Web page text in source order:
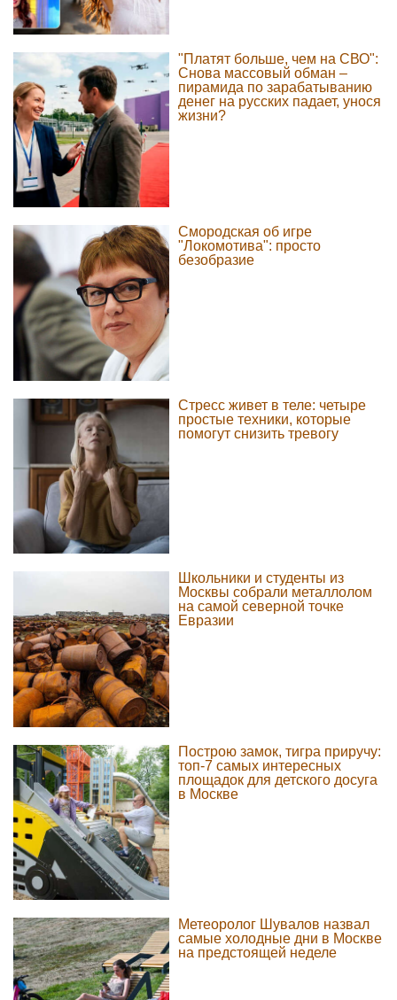
"Платят больше, чем на СВО":
Снова массовый обман –
пирамида по зарабатыванию
денег на русских падает, унося
жизни?
Смородская об игре
"Локомотива": просто
безобразие
Стресс живет в теле: четыре
простые техники, которые
помогут снизить тревогу
Школьники и студенты из
Москвы собрали металлолом
на самой северной точке
Евразии
Построю замок, тигра приручу:
топ-7 самых интересных
площадок для детского досуга
в Москве
Метеоролог Шувалов назвал
самые холодные дни в Москве
на предстоящей неделе